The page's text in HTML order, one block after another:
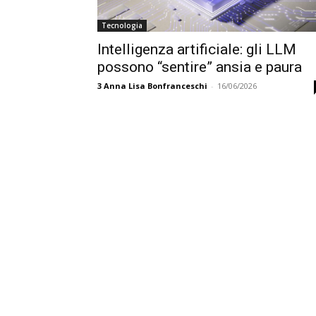
Tecnologia
Intelligenza artificiale: gli LLM
possono “sentire” ansia e paura
3 Anna Lisa Bonfranceschi - 16/06/2026